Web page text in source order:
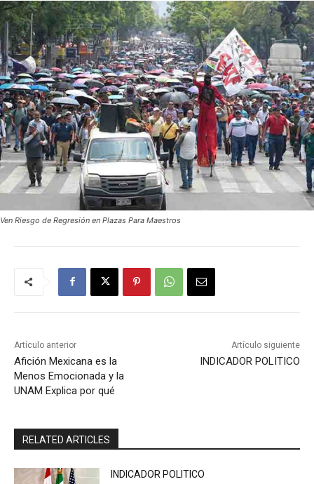
Ven Riesgo de Regresión en Plazas Para Maestros
Artículo anterior
Afición Mexicana es la
Menos Emocionada y la
UNAM Explica por qué
Artículo siguiente
INDICADOR POLITICO
RELATED ARTICLES
INDICADOR POLITICO